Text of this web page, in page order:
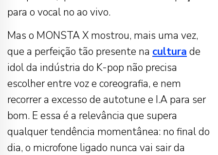
para o vocal no ao vivo.
Mas o MONSTA X mostrou, mais uma vez,
que a perfeição tão presente na cultura de
idol da indústria do K-pop não precisa
escolher entre voz e coreografia, e nem
recorrer a excesso de autotune e I.A para ser
bom. E essa é a relevância que supera
qualquer tendência momentânea: no final do
dia, o microfone ligado nunca vai sair da